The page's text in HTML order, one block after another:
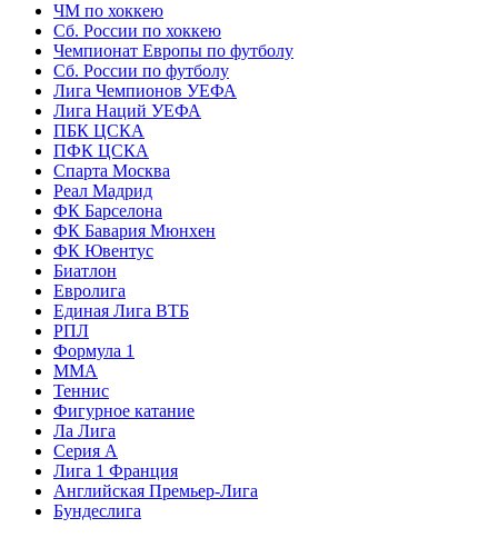
ЧМ по хоккею
Сб. России по хоккею
Чемпионат Европы по футболу
Сб. России по футболу
Лига Чемпионов УЕФА
Лига Наций УЕФА
ПБК ЦСКА
ПФК ЦСКА
Спарта Москва
Реал Мадрид
ФК Барселона
ФК Бавария Мюнхен
ФК Ювентус
Биатлон
Евролига
Единая Лига ВТБ
РПЛ
Формула 1
MMA
Теннис
Фигурное катание
Ла Лига
Серия А
Лига 1 Франция
Английская Премьер-Лига
Бундеслига